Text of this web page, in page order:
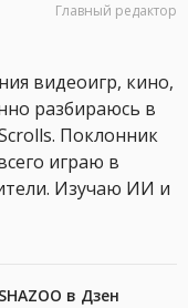
Главный редактор
видеоигр, кино,
разбираюсь в
Поклонник
играю в
Изучаю ИИ и
SHAZOO в Дзен